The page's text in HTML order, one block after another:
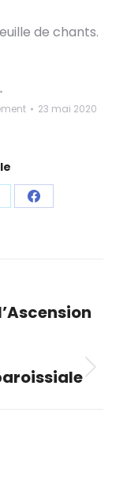
de chants.
23 mai 2020
Partager